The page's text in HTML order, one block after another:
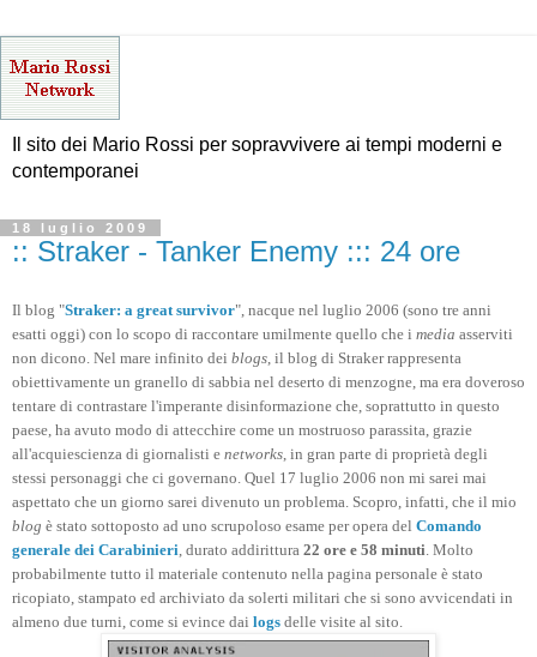
Il sito dei Mario Rossi per sopravvivere ai tempi moderni e
contemporanei
18 luglio 2009
:: Straker - Tanker Enemy ::: 24 ore
Il blog "Straker: a great survivor", nacque nel luglio 2006 (sono tre anni
esatti oggi) con lo scopo di raccontare umilmente quello che i media asserviti
non dicono. Nel mare infinito dei blogs , il blog di Straker rappresenta
obiettivamente un granello di sabbia nel deserto di menzogne, ma era doveroso
tentare di contrastare l'imperante disinformazione che, soprattutto in questo
paese, ha avuto modo di attecchire come un mostruoso parassita, grazie
all'acquiescienza di giornalisti e networks , in gran parte di proprietà degli
stessi personaggi che ci governano. Quel 17 luglio 2006 non mi sarei mai
aspettato che un giorno sarei divenuto un problema. Scopro, infatti, che il mio
blog è stato sottoposto ad uno scrupoloso esame per opera del Comando
generale dei Carabinieri , durato addirittura 22 ore e 58 minuti . Molto
probabilmente tutto il materiale contenuto nella pagina personale è stato
ricopiato, stampato ed archiviato da solerti militari che si sono avvicendati in
almeno due turni, come si evince dai logs delle visite al sito.